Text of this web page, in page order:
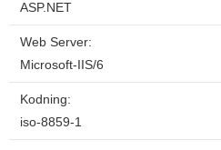
ASP.NET
Web Server:
Microsoft-IIS/6
Kodning:
iso-8859-1